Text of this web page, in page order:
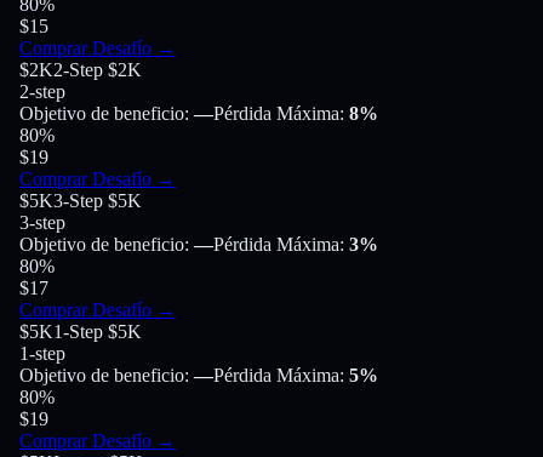
80%
$15
Comprar Desafío →
$2K2-Step $2K
2-step
Objetivo de beneficio:—Pérdida Máxima: 8%
80%
$19
Comprar Desafío →
$5K3-Step $5K
3-step
Objetivo de beneficio:—Pérdida Máxima: 3%
80%
$17
Comprar Desafío →
$5K1-Step $5K
1-step
Objetivo de beneficio:—Pérdida Máxima: 5%
80%
$19
Comprar Desafío →